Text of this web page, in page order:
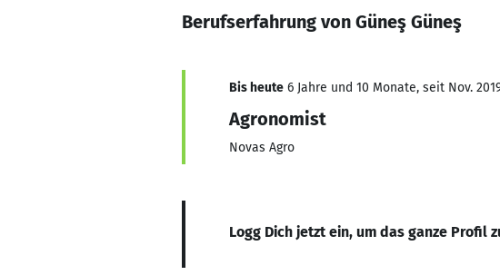
Berufserfahrung von Güneş Güneş
Bis heute 6 Jahre und 10 Monate, seit Nov.
Agronomist
Novas Agro
Logg Dich jetzt ein, um das ganze Profil